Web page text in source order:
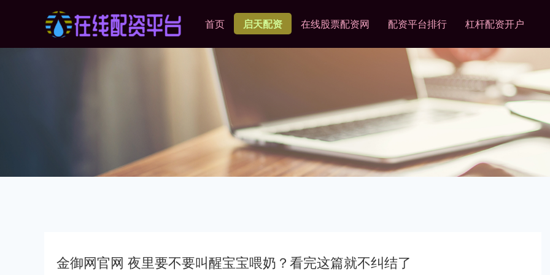
首页 启天配资 在线股票配资网 配资平台排行 杠杆配资开户
金御网官网 夜里要不要叫醒宝宝喂奶？看完这篇就不纠结了